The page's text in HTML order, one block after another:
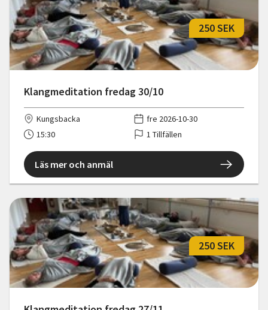
Klangmeditation fredag 30/10
250 SEK
Kungsbacka
fre 2026-10-30
15:30
1 Tillfällen
Läs mer och anmäl
250 SEK